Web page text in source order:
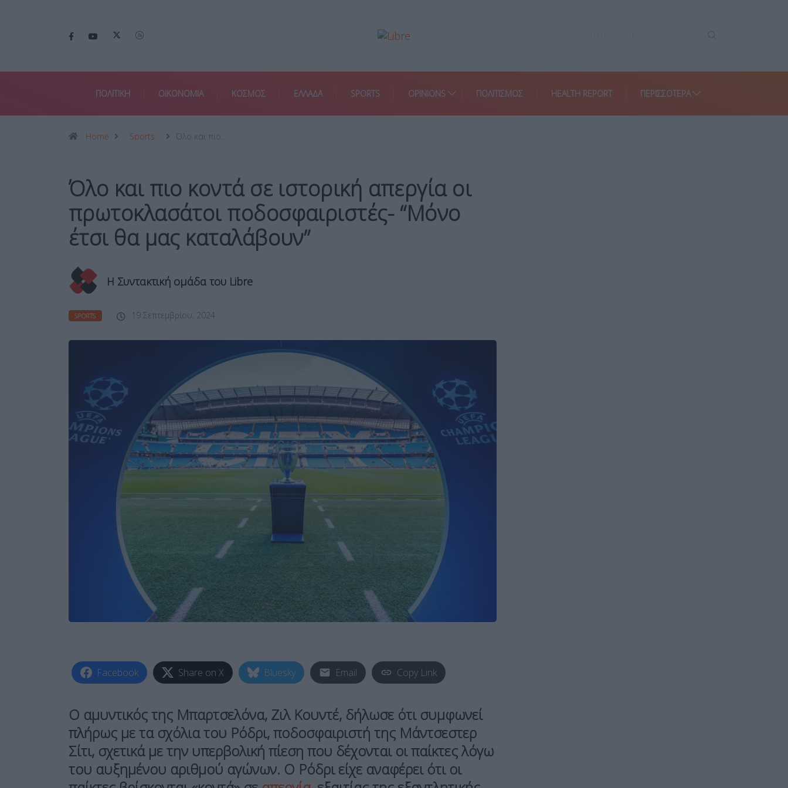
ΠΟΛΙΤΙΚΗ ΟΙΚΟΝΟΜΙΑ ΚΟΣΜΟΣ ΕΛΛΑΔΑ SPORTS OPINIONS ΠΟΛΙΤΙΣΜΟΣ HEALTH REPORT ΠΕΡΙΣΣΌΤΕΡΑ
Home Sports Όλο και πιο…
Όλο και πιο κοντά σε ιστορική απεργία οι
πρωτοκλασάτοι ποδοσφαιριστές- “Μόνο
έτσι θα μας καταλάβουν”
Η Συντακτική ομάδα του Libre
SPORTS 19 Σεπτεμβρίου, 2024
Facebook Share on X Bluesky Email Copy Link
Ο αμυντικός της Μπαρτσελόνα, Ζιλ Κουντέ, δήλωσε ότι συμφωνεί
πλήρως με τα σχόλια του Ρόδρι, ποδοσφαιριστή της Μάντσεστερ
Σίτι, σχετικά με την υπερβολική πίεση που δέχονται οι παίκτες λόγω
του αυξημένου αριθμού αγώνων. Ο Ρόδρι είχε αναφέρει ότι οι